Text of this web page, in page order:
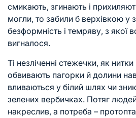
смикають, згинають і
могли, то забили б верхівкою у
безформність і темряву, з якої
вигналося.
Ті незліченні стежечки, як
обвивають пагорки й долини
вливаються у білий шлях чи
зелених вербичках. Потяг людей
накреслив, а потреба –